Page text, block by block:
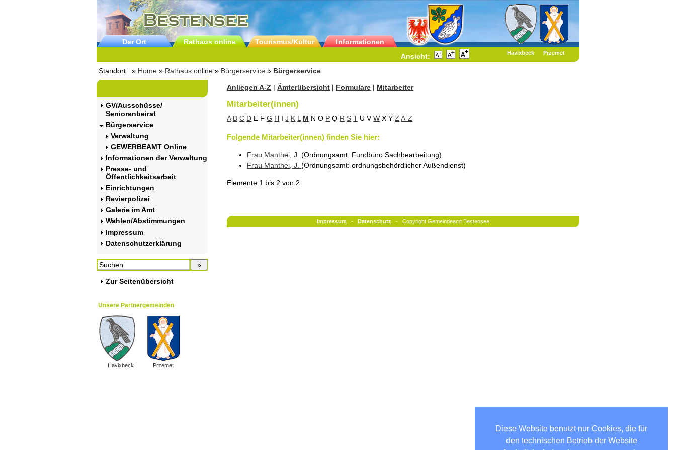
Diese Website benutzt nur Cookies, die für
den technischen Betrieb der Website
Havixbeck Przemet
Der Ort Rathaus online Tourismus/Kultur
Informationen
Ansicht:
Standort: » Home » Rathaus online » Bürgerservice » Bürgerservice
GV/Ausschüsse/
Seniorenbeirat
Bürgerservice
Verwaltung
GEWERBEAMT Online
Informationen der Verwaltung
Presse- und
Öffentlichkeitsarbeit
Einrichtungen
Revierpolizei
Galerie im Amt
Wahlen/Abstimmungen
Impressum
Datenschutzerklärung
Zur Seitenübersicht
Unsere Partnergemeinden
Havixbeck Przemet
Anliegen A-Z |Ämterübersicht | Formulare | Mitarbeiter
Mitarbeiter(innen)
A B C D E F G H I J K L M N O P Q R S T U V W X Y Z A-Z
Folgende Mitarbeiter(innen) finden Sie hier:
Frau Manthei , J. (Ordnungsamt: Fundbüro Sachbearbeitung)
Frau Manthei , J. (Ordnungsamt: ordnungsbehördlicher Außendienst)
Elemente 1 bis 2 von 2
Impressum -Datenschutz - Copyright Gemeindeamt Bestensee